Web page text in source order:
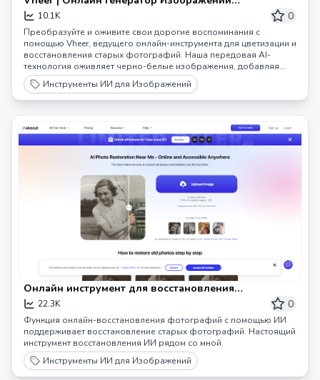
[Безлимитный]
10.1K 0
Преобразуйте и оживите свои дорогие воспоминания с
помощью Vheer, ведущего онлайн-инструмента для цветизации и
восстановления старых фотографий. Наша передовая AI-
технология оживляет черно-белые изображения, добавляя
яркие и реалистичные цвета с исключительной точностью.
Инструменты ИИ для Изображений
Онлайн инструмент для восстановления
фотографий с помощью ИИ | Pokecut
22.3K 0
Функция онлайн-восстановления фотографий с помощью ИИ
поддерживает восстановление старых фотографий. Настоящий
инструмент восстановления ИИ рядом со мной.
Инструменты ИИ для Изображений